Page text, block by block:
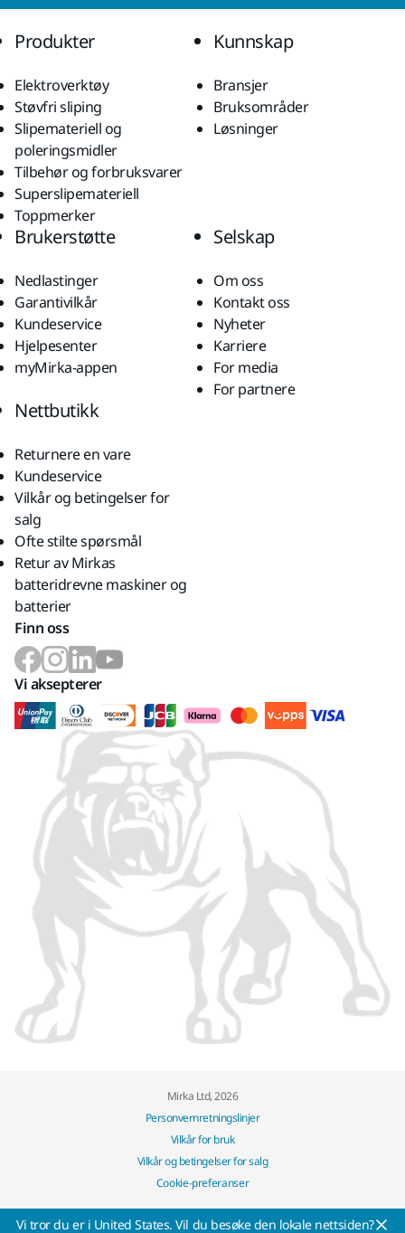
Produkter
Elektroverktøy
Støvfri sliping
Slipemateriell og
poleringsmidler
Tilbehør og forbruksvarer
Superslipemateriell
Toppmerker
Kunnskap
Bransjer
Bruksområder
Løsninger
Brukerstøtte
Nedlastinger
Garantivilkår
Kundeservice
Hjelpesenter
myMirka-appen
Selskap
Om oss
Kontakt oss
Nyheter
Karriere
For media
For partnere
Nettbutikk
Returnere en vare
Kundeservice
Vilkår og betingelser for
salg
Ofte stilte spørsmål
Retur av Mirkas
batteridrevne maskiner og
batterier
Finn oss
Vi aksepterer
Mirka Ltd, 2026
Personvernretningslinjer
Vilkår for bruk
Vilkår og betingelser for salg
Cookie-preferanser
Vi tror du er i United States. Vil du besøke den lokale nettsiden?